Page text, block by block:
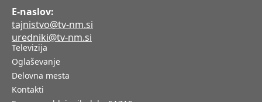
E-naslov:
tajnistvo@tv-nm.si
uredniki@tv-nm.si
Televizija
Oglaševanje
Delovna mesta
Kontakti